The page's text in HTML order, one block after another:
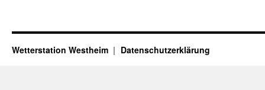
Wetterstation Westheim Datenschutzerklärung